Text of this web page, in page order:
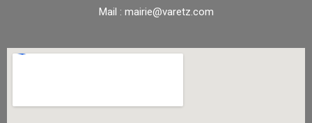
Mail : mairie@varetz.com